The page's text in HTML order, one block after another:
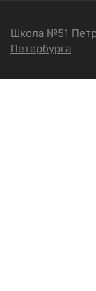
Школа №51
Петербурга